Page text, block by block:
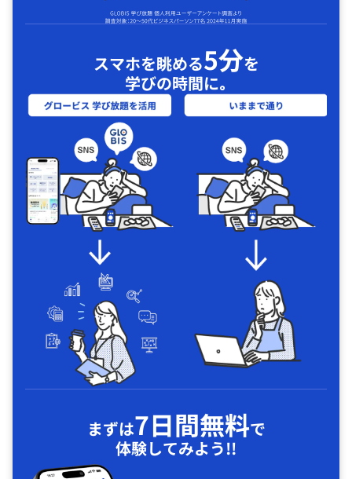
スマホを眺める5分を
学びの時間に｡
まずは7日間無料で
体験してみよう!!